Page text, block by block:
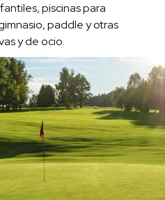
piscinas para
paddle y otras
y de ocio.